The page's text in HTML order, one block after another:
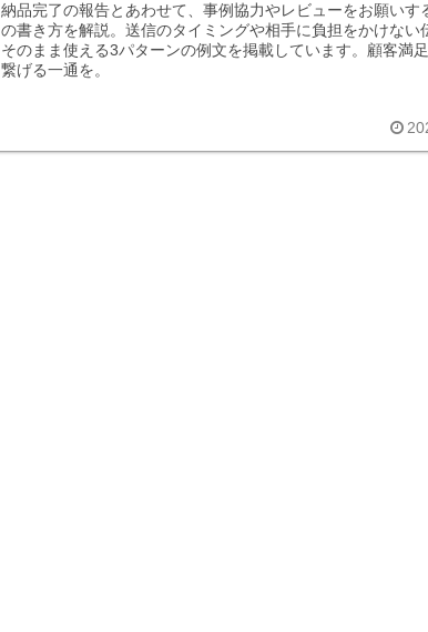
納品完了の報告とあわせて、事例協力やレビューをお願いす
の書き方を解説。送信のタイミングや相手に負担をかけない
そのまま使える3パターンの例文を掲載しています。顧客満
繋げる一通を。